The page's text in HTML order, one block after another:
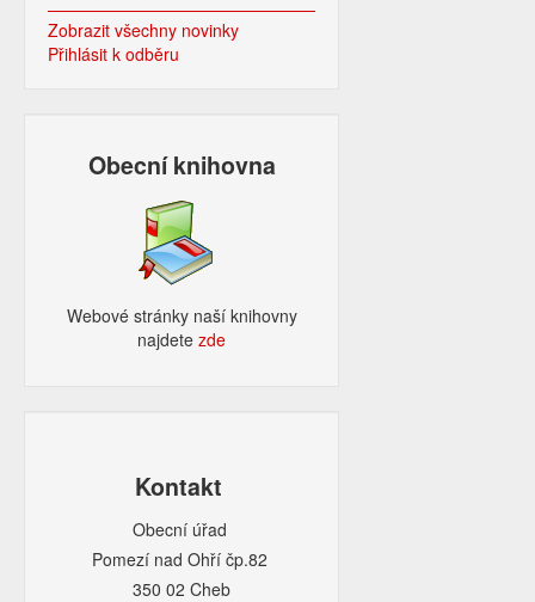
Zobrazit všechny novinky
Přihlásit k odběru
Obecní knihovna
Webové stránky naší knihovny
najdetezde​
Kontakt
Obecní úřad
Pomezí nad Ohří čp.82
350 02 Cheb